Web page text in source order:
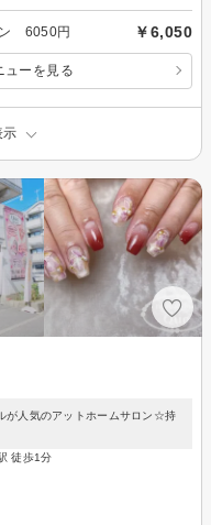
ン 6050円 ￥6,050
ューを見る
示
が人気のアットホームサロン☆持
徒歩1分